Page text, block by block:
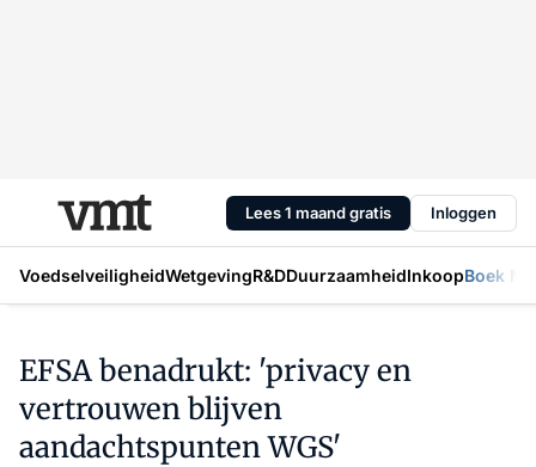
Lees 1 maand gratis Inloggen
VoedselveiligheidWetgevingR&DDuurzaamheidInkoopBoek
EFSA benadrukt: 'privacy en
vertrouwen blijven
aandachtspunten WGS'